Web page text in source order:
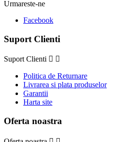
Urmareste-ne
Facebook
Suport Clienti
Suport Clienti  
Politica de Returnare
Livrarea si plata produselor
Garantii
Harta site
Oferta noastra